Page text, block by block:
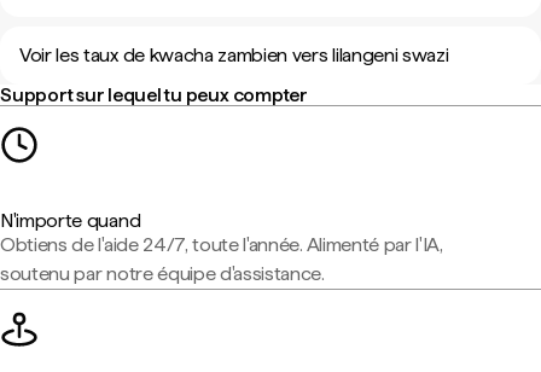
Voir les taux de kwacha zambien vers lilangeni swazi
Support sur lequel tu peux compter
N'importe quand
Obtiens de l'aide 24/7, toute l'année. Alimenté par l'IA,
soutenu par notre équipe d'assistance.